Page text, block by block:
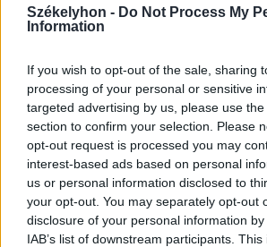
Székelyhon - Do Not Process My
Information
If you wish to opt-out of the sale, sharing
processing of your personal or sensitive
targeted advertising by us, please use
section to confirm your selection. Please
opt-out request is processed you may
interest-based ads based on personal
us or personal information disclosed to
your opt-out. You may separately opt-out
disclosure of your personal information
IAB’s list of downstream participants.
Aprószentek napja –
„büntetlenül” lehet
lányokat
Korábbi cikkek